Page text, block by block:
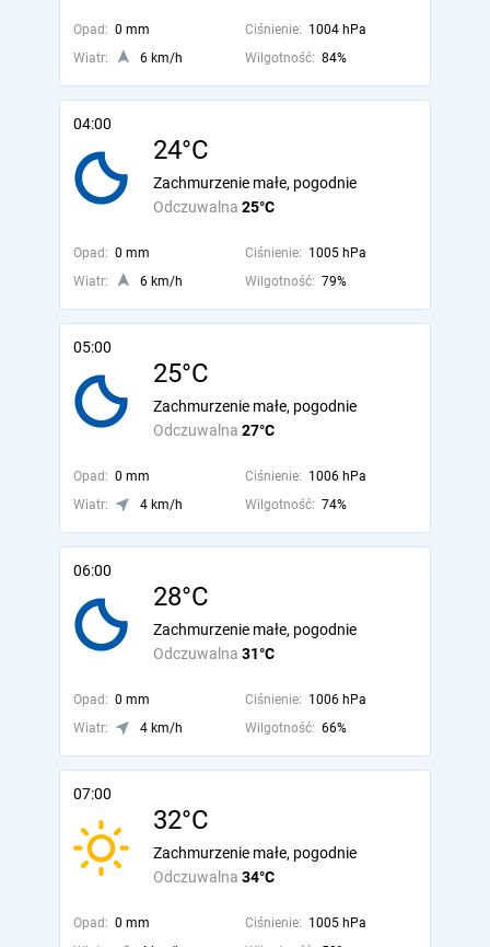
Opad: 0 mm Ciśnienie: 1004 hPa
Wiatr:
6 km/h Wilgotność: 84%
04:00
24°C
Odczuwalna 25°C
Zachmurzenie małe, pogodnie
Opad: 0 mm Ciśnienie: 1005 hPa
Wiatr:
6 km/h Wilgotność: 79%
05:00
25°C
Odczuwalna 27°C
Zachmurzenie małe, pogodnie
Opad: 0 mm Ciśnienie: 1006 hPa
Wiatr:
4 km/h Wilgotność: 74%
06:00
28°C
Odczuwalna 31°C
Zachmurzenie małe, pogodnie
Opad: 0 mm Ciśnienie: 1006 hPa
Wiatr:
4 km/h Wilgotność: 66%
07:00
32°C
Odczuwalna 34°C
Zachmurzenie małe, pogodnie
Opad: 0 mm Ciśnienie: 1005 hPa